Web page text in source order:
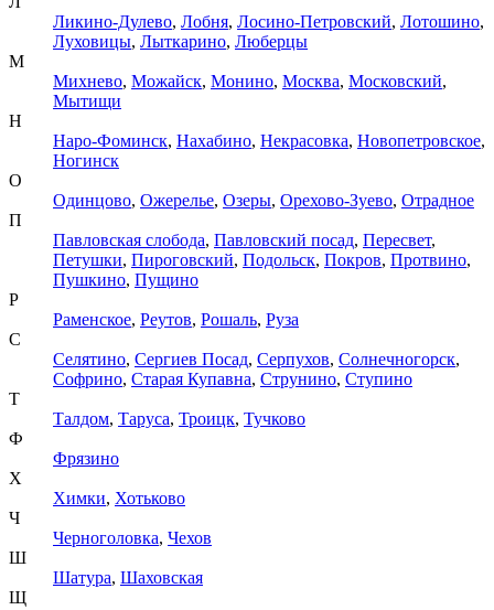
Ликино-Дулево, Лобня, Лосино-Петровский, Лотошино,
Луховицы, Лыткарино, Люберцы
М
Михнево, Можайск, Монино, Москва, Московский,
Мытищи
Н
Наро-Фоминск, Нахабино, Некрасовка, Новопетровское,
Ногинск
О
Одинцово, Ожерелье, Озеры, Орехово-Зуево, Отрадное
П
Павловская слобода, Павловский посад, Пересвет,
Петушки, Пироговский, Подольск, Покров, Протвино,
Пушкино, Пущино
Р
Раменское, Реутов, Рошаль, Руза
С
Селятино, Сергиев Посад, Серпухов, Солнечногорск,
Софрино, Старая Купавна, Струнино, Ступино
Т
Талдом, Таруса, Троицк, Тучково
Ф
Фрязино
Х
Химки, Хотьково
Ч
Черноголовка, Чехов
Ш
Шатура, Шаховская
Щ